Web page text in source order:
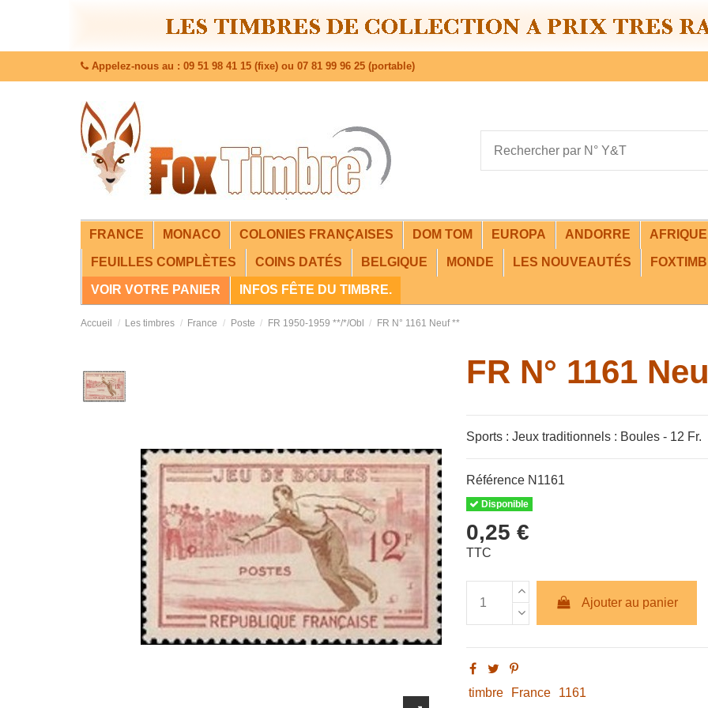
Appelez-nous au : 09 51 98 41 15 (fixe) ou 07 81 99 96 25 (portable)
FRANCE MONACO COLONIES FRANÇAISES DOM TOM EUROPA ANDORRE
FEUILLES COMPLÈTES COINS DATÉS BELGIQUE MONDE LES NOUVEAUTÉS
VOIR VOTRE PANIER INFOS FÊTE DU TIMBRE.
Accueil Les timbres France Poste FR 1950-1959 **/*/Obl FR N° 1161 Neuf **
FR N° 1161
Sports : Jeux traditionnels : Boules - 12 Fr.
Référence N1161
Disponible
0,25 €
TTC
Ajouter au panier
timbre France 1161